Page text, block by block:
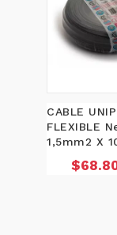
CABLE
FLEXIBLE
1,5mm2 X
Precio